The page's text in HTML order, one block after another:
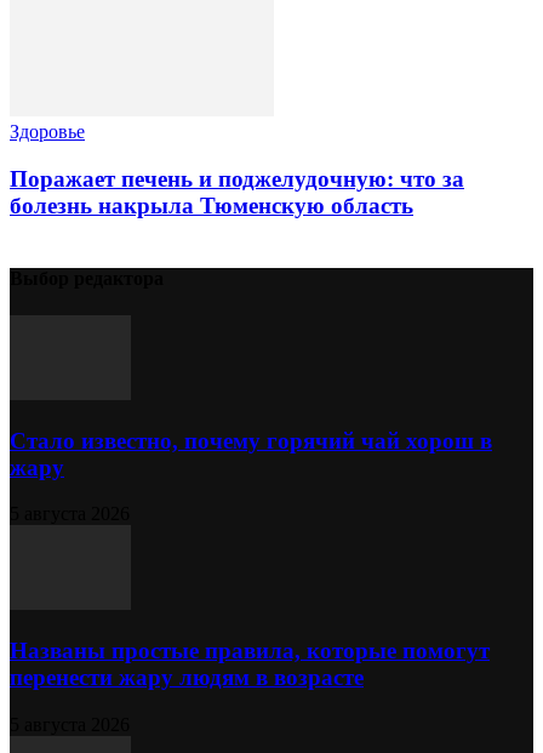
Здоровье
Поражает печень и поджелудочную: что за
болезнь накрыла Тюменскую область
Стало известно, почему горячий чай хорош в
жару
Названы простые правила, которые помогут
перенести жару людям в возрасте